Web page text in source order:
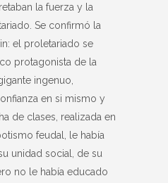
la fuerza y la
Se confirmó la
el proletariado se
protagonista de la
ingenuo,
en si mismo y
de clases, realizada en
feudal, le había
unidad social, de su
no le había educado